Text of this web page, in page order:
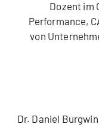
Dozent im
Performance,
von
Dr. Daniel